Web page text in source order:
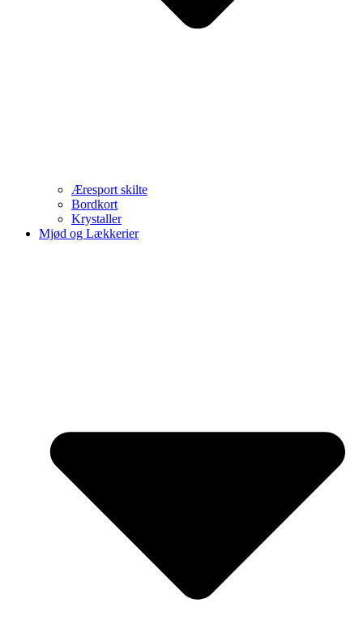
Æresport skilte
Bordkort
Krystaller
Mjød og Lækkerier